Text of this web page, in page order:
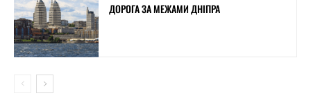
ДОРОГА ЗА МЕЖАМИ ДНІПРА